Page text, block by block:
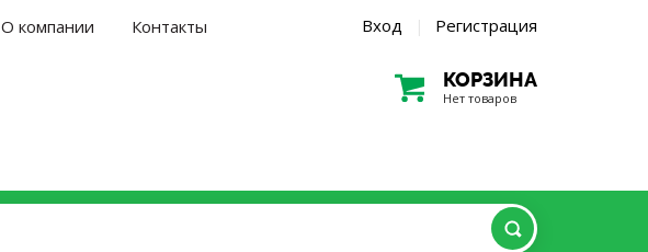
О компании Контакты Вход | Регистрация
КОРЗИНА
Нет товаров